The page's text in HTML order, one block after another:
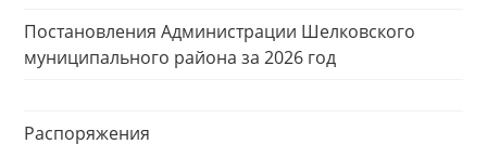
Постановления Администрации Шелковского
муниципального района за 2026 год
Распоряжения